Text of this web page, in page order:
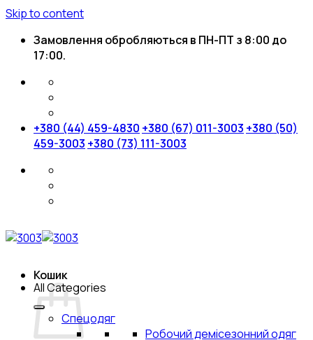
Skip to content
Замовлення обробляються в ПН-ПТ з 8:00 до
17:00.
+380 (44) 459-4830 +380 (67) 011-3003 +380 (50)
459-3003 +380 (73) 111-3003
Кошик
All Categories
Спецодяг
Робочий демісезонний одяг